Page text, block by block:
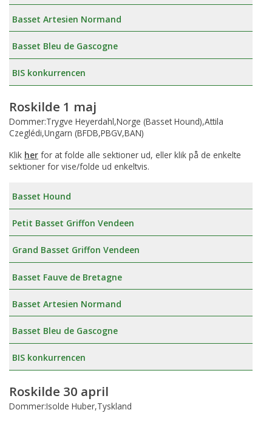
Basset Artesien Normand
Basset Bleu de Gascogne
BIS konkurrencen
Roskilde 1 maj
Dommer:Trygve Heyerdahl,Norge (Basset Hound),Attila
Czeglédi,Ungarn (BFDB,PBGV,BAN)
Klik her for at folde alle sektioner ud, eller klik på de enkelte
sektioner for vise/folde ud enkeltvis.
Basset Hound
Petit Basset Griffon Vendeen
Grand Basset Griffon Vendeen
Basset Fauve de Bretagne
Basset Artesien Normand
Basset Bleu de Gascogne
BIS konkurrencen
Roskilde 30 april
Dommer:Isolde Huber,Tyskland